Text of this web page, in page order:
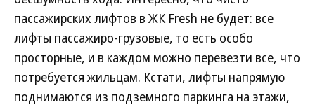
пассажирских лифтов в ЖК Fresh не будет: все
лифты пассажиро-грузовые, то есть особо
просторные, и в каждом можно перевезти все, что
потребуется жильцам. Кстати, лифты напрямую
поднимаются из подземного паркинга на этажи,